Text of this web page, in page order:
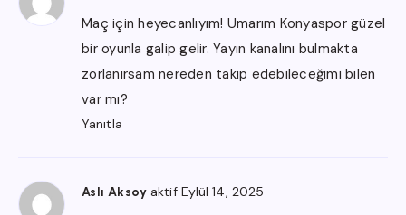
Maç için heyecanlıyım! Umarım Konyaspor güzel
bir oyunla galip gelir. Yayın kanalını bulmakta
zorlanırsam nereden takip edebileceğimi bilen
var mı?
Yanıtla
Aslı Aksoy aktif Eylül 14, 2025